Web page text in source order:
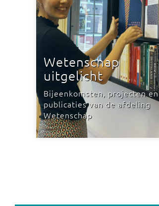
Wetenschap
uitgelicht
Bijeenkomsten, projecten en
publicaties van de afdeling
Wetenschap